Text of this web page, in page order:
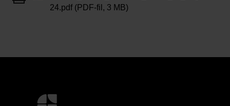
24.pdf (PDF-fil, 3 MB)
Mer